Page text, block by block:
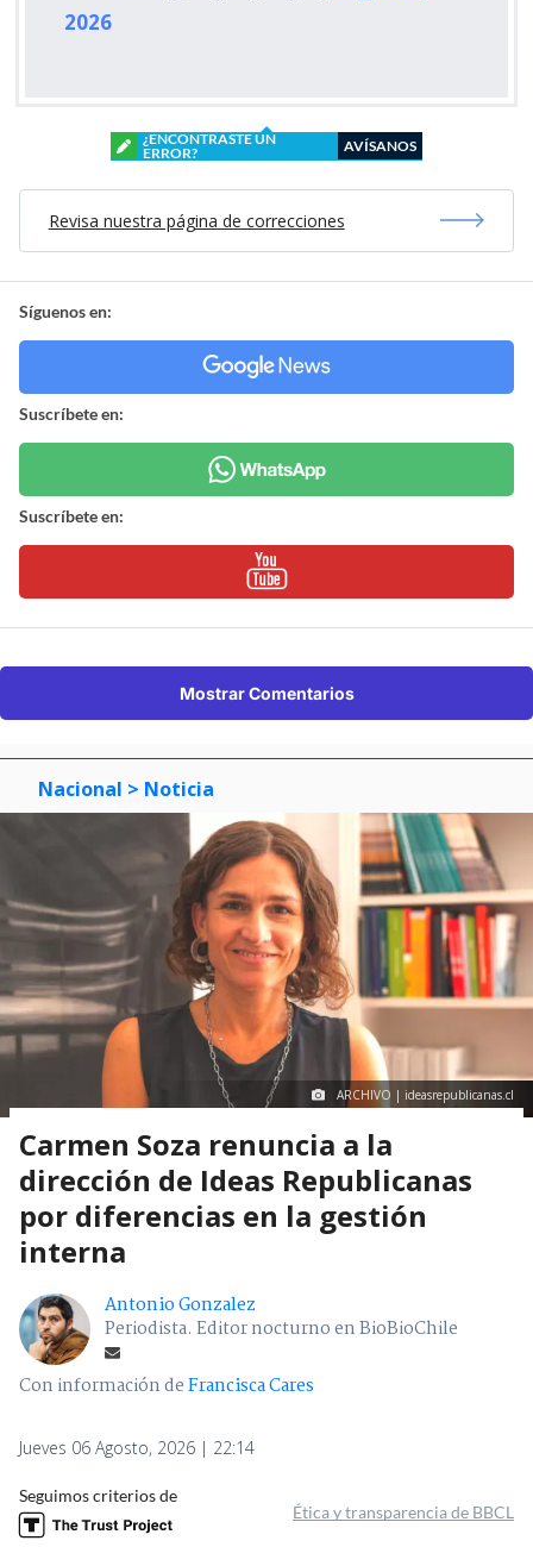
2026
¿ENCONTRASTE UN
ERROR?
AVÍSANOS
Revisa nuestra página de correcciones
Síguenos en:
Suscríbete en:
Suscríbete en:
Mostrar Comentarios
Nacional > Noticia
ARCHIVO | ideasrepublicanas.cl
Carmen Soza renuncia a la
dirección de Ideas Republicanas
por diferencias en la gestión
interna
Antonio Gonzalez
Periodista. Editor nocturno en BioBioChile
Con información deFrancisca Cares
Jueves 06 Agosto, 2026 | 22:14
Seguimos criterios de
Ética y transparencia de BBCL